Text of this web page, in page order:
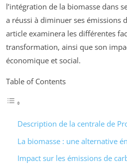
l’intégration de la biomasse dans
a réussi à diminuer ses émissions
article examinera les différentes
transformation, ainsi que son
économique et social.
Table of Contents
Description de la centrale de
La biomasse : une alternative
Impact sur les émissions de